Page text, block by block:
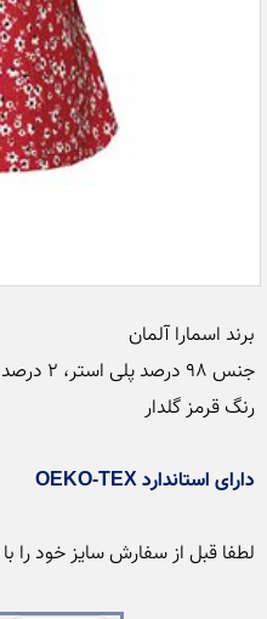
دارای استاندارد OEKO-TEX
لطفا قبل از سفارش سایز خود را با